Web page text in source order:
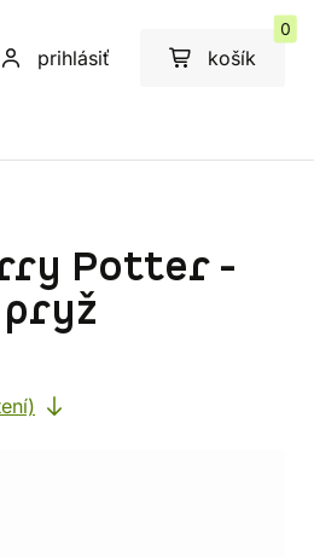
prihlásiť košík
0
Potter -